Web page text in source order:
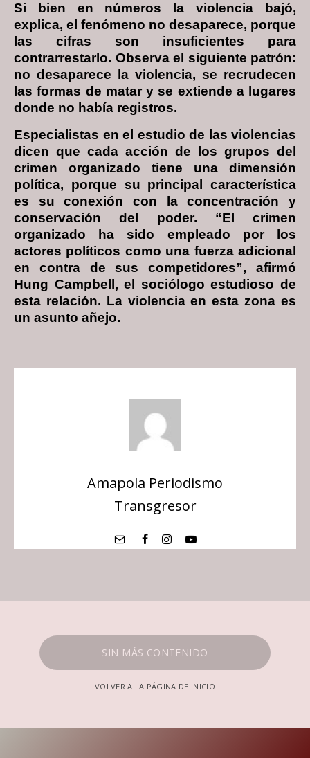
Si bien en números la violencia bajó,
explica, el fenómeno no desaparece, porque
las cifras son insuficientes para
contrarrestarlo. Observa el siguiente patrón:
no desaparece la violencia, se recrudecen
las formas de matar y se extiende a lugares
donde no había registros.
Especialistas en el estudio de las violencias
dicen que cada acción de los grupos del
crimen organizado tiene una dimensión
política, porque su principal característica
es su conexión con la concentración y
conservación del poder. “El crimen
organizado ha sido empleado por los
actores políticos como una fuerza adicional
en contra de sus competidores”, afirmó
Hung Campbell, el sociólogo estudioso de
esta relación. La violencia en esta zona es
un asunto añejo.
Amapola Periodismo
Transgresor
SIN MÁS CONTENIDO
VOLVER A LA PÁGINA DE INICIO